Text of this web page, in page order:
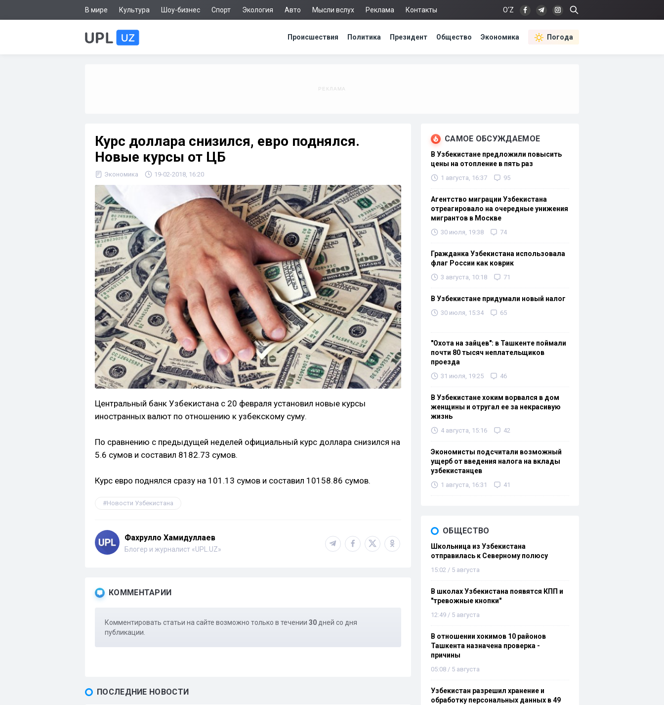
В мире Культура Шоу-бизнес Спорт Экология Авто Мысли вслух Реклама Контакты O‘Z
Происшествия Политика Президент Общество Экономика Погода
Курс доллара снизился, евро поднялся.
Новые курсы от ЦБ
Экономика 19-02-2018, 16:20
Центральный банк Узбекистана с 20 февраля установил новые курсы
иностранных валют по отношению к узбекскому суму.
По сравнению с предыдущей неделей официальный курс доллара снизился на
5.6 сумов и составил 8182.73 сумов.
Курс евро поднялся сразу на 101.13 сумов и составил 10158.86 сумов.
Новости Узбекистана
Фахрулло Хамидуллаев
Блогер и журналист «UPL.UZ»
КОММЕНТАРИИ
Комментировать статьи на сайте возможно только в течении 30 дней со дня
публикации.
ПОСЛЕДНИЕ НОВОСТИ
САМОЕ ОБСУЖДАЕМОЕ
В Узбекистане предложили повысить
цены на отопление в пять раз
1 августа, 16:37 95
Агентство миграции Узбекистана
отреагировало на очередные унижения
мигрантов в Москве
30 июля, 19:38 74
Гражданка Узбекистана использовала
флаг России как коврик
3 августа, 10:18 71
В Узбекистане придумали новый налог
30 июля, 15:34 65
"Охота на зайцев": в Ташкенте поймали
почти 80 тысяч неплательщиков
проезда
31 июля, 19:25 46
В Узбекистане хоким ворвался в дом
женщины и отругал ее за некрасивую
жизнь
4 августа, 15:16 42
Экономисты подсчитали возможный
ущерб от введения налога на вклады
узбекистанцев
1 августа, 16:31 41
ОБЩЕСТВО
Школьница из Узбекистана
отправилась к Северному полюсу
15:02 / 5 августа
В школах Узбекистана появятся КПП и
"тревожные кнопки"
12:49 / 5 августа
В отношении хокимов 10 районов
Ташкента назначена проверка -
причины
05:08 / 5 августа
Узбекистан разрешил хранение и
обработку персональных данных в 49